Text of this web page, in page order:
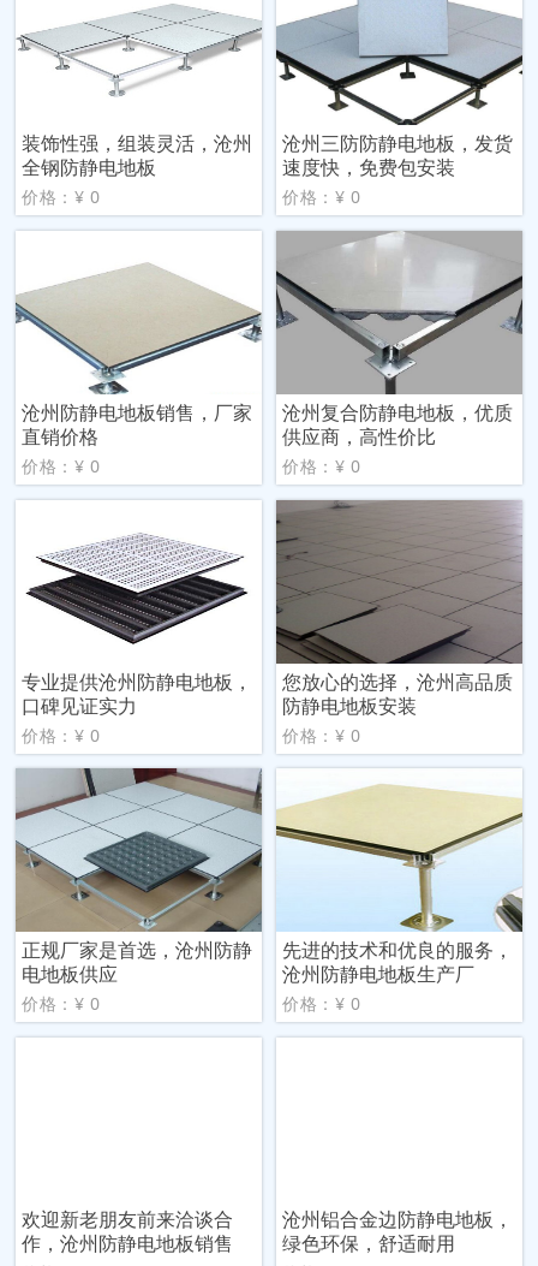
装饰性强，组装灵活，沧州
全钢防静电地板
价格：¥ 0
沧州三防防静电地板，发货
速度快，免费包安装
价格：¥ 0
沧州防静电地板销售，厂家
直销价格
价格：¥ 0
沧州复合防静电地板，优质
供应商，高性价比
价格：¥ 0
专业提供沧州防静电地板，
口碑见证实力
价格：¥ 0
您放心的选择，沧州高品质
防静电地板安装
价格：¥ 0
正规厂家是首选，沧州防静
电地板供应
价格：¥ 0
先进的技术和优良的服务，
沧州防静电地板生产厂
价格：¥ 0
欢迎新老朋友前来洽谈合
作，沧州防静电地板销售
沧州铝合金边防静电地板，
绿色环保，舒适耐用